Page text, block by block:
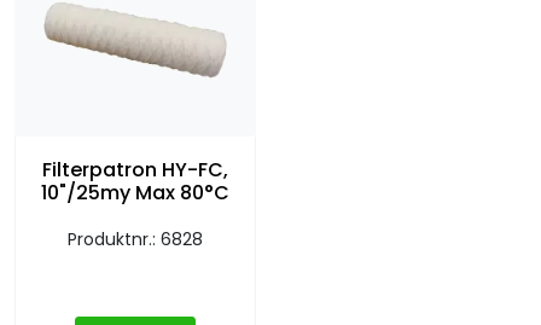
Filterpatron HY-FC,
10"/25my Max 80°C
Produktnr.: 6828